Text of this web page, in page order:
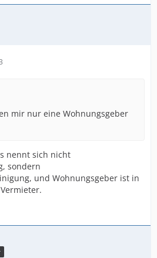
mir nur eine Wohnungsgeber
nennt sich nicht
sondern
und Wohnungsgeber ist in